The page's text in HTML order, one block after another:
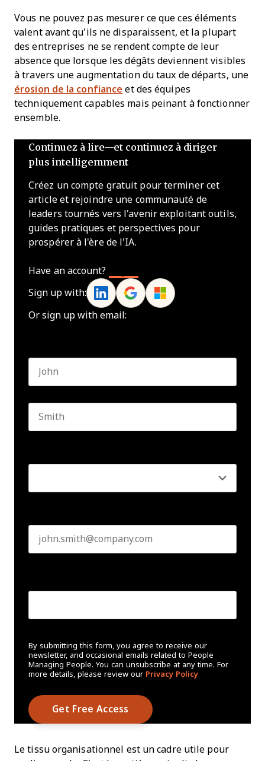
Vous ne pouvez pas mesurer ce que ces éléments
valent avant qu’ils ne disparaissent, et la plupart
des entreprises ne se rendent compte de leur
absence que lorsque les dégâts deviennent visibles
à travers une augmentation du taux de départs, une
érosion de la confiance et des équipes
techniquement capables mais peinant à fonctionner
ensemble.
Continuez à lire—et continuez à diriger
plus intelligemment
Créez un compte gratuit pour terminer cet
article et rejoindre une communauté de
leaders tournés vers l'avenir exploitant outils,
guides pratiques et perspectives pour
prospérer à l'ère de l'IA.
Have an account?
Sign up with:
Or sign up with email:
By submitting this form, you agree to receive our
newsletter, and occasional emails related to People
Managing People. You can unsubscribe at any time. For
more details, please review our Privacy Policy
Le tissu organisationnel est un cadre utile pour